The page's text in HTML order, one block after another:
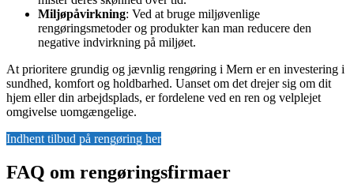
Miljøpåvirkning: Ved at bruge miljøvenlige
rengøringsmetoder og produkter kan man reducere den
negative indvirkning på miljøet.
At prioritere grundig og jævnlig rengøring i Mern er en investering i
sundhed, komfort og holdbarhed. Uanset om det drejer sig om dit
hjem eller din arbejdsplads, er fordelene ved en ren og velplejet
omgivelse uomgængelige.
Indhent tilbud på rengøring her
FAQ om rengøringsfirmaer